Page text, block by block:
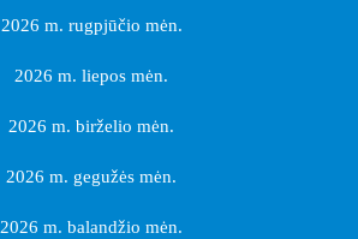
2026 m. rugpjūčio mėn.
2026 m. liepos mėn.
2026 m. birželio mėn.
2026 m. gegužės mėn.
2026 m. balandžio mėn.